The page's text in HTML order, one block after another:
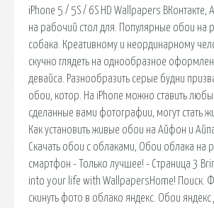
iPhone 5 / 5S / 6S HD Wallpapers ВКонтакте,
на рабочий стол для. Популярные обои на
собака. Креативному и неординарному
скучно глядеть на однообразное
девайса. Разнообразить серые будни
обои, котор. На iPhone можно ставить
сделанные вами фотографии, могут стать
Как установить живые обои на Айфон и
Скачать обои с облаками, Обои облака на
смартфон - Только лучшее! - Страница 3
into your life with WallpapersHome! Поиск.
скинуть фото в облако яндекс. Обои яндекс